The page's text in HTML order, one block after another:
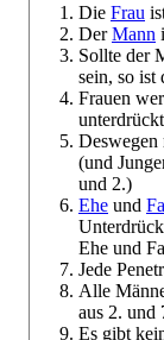
Die Frau
DerMann
Sollte der
sein, so ist
Frauen
Deswegen
(und
und 2.)
Ehe und
Ehe und
Jede
Alle
aus 2. und
Es gibt